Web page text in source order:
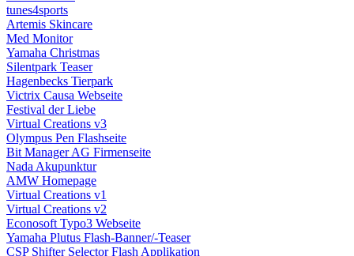
tunes4sports
Artemis Skincare
Med Monitor
Yamaha Christmas
Silentpark Teaser
Hagenbecks Tierpark
Victrix Causa Webseite
Festival der Liebe
Virtual Creations v3
Olympus Pen Flashseite
Bit Manager AG Firmenseite
Nada Akupunktur
AMW Homepage
Virtual Creations v1
Virtual Creations v2
Econosoft Typo3 Webseite
Yamaha Plutus Flash-Banner/-Teaser
CSP Shifter Selector Flash Applikation